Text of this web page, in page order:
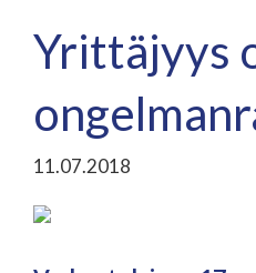
Yrittäjyys
11.07.2018